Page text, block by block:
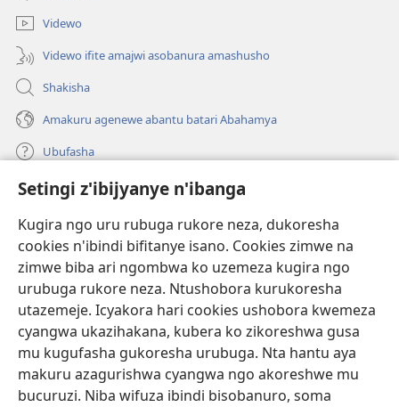
Setingi z'ibijyanye n'ibanga
Kugira ngo uru rubuga rukore neza, dukoresha
cookies n'ibindi bifitanye isano. Cookies zimwe na
zimwe biba ari ngombwa ko uzemeza kugira ngo
urubuga rukore neza. Ntushobora kurukoresha
utazemeje. Icyakora hari cookies ushobora kwemeza
cyangwa ukazihakana, kubera ko zikoreshwa gusa
mu kugufasha gukoresha urubuga. Nta hantu aya
makuru azagurishwa cyangwa ngo akoreshwe mu
bucuruzi. Niba wifuza ibindi bisobanuro, soma
Videwo
Videwo ifite amajwi asobanura amashusho
Shakisha
Amakuru agenewe abantu batari Abahamya
Ubufasha
Gutanga impano
(ifungukire
ahandi)
Isomero ryo kuri interineti rya Watchtower
(ifungukire
ahandi)
JW Hub
(ifungukire
ahandi)
Porogaramu yaJW Library
Watchtower Library